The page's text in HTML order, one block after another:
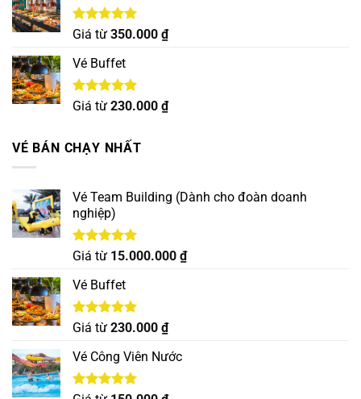
Được xếp
5 sao
Giá từ 350.000 ₫
Vé Buffet
Được xếp
Giá từ 230.000 ₫
VÉ BÁN CHẠY NHẤT
Vé Team Building (Dành cho đoàn doanh
nghiệp)
Được xếp
5 sao
Giá từ 15.000.000 ₫
Vé Buffet
Được xếp
5 sao
Giá từ 230.000 ₫
Vé Công Viên Nước